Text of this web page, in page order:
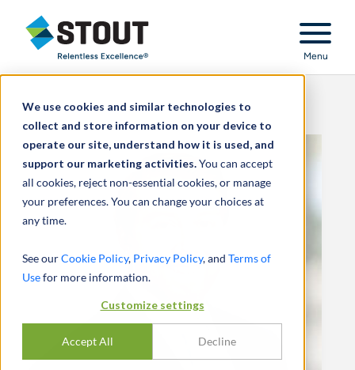
We use cookies and similar technologies to
collect and store information on your device to
operate our site, understand how it is used, and
support our marketing activities.You can accept
all cookies, reject non-essential cookies, or manage
your preferences. You can change your choices at
any time.
See ourCookie Policy, Privacy Policy, and Terms of
Usefor more information.
Customize settings
Accept All Decline
Stout Relentless Excellence
Menu